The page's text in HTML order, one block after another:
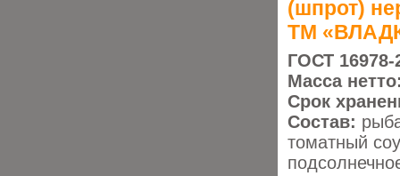
(шпрот)
ТМ
ГОСТ 16978-
Масса
Срок
Состав:
томатный